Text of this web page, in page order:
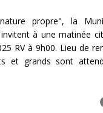
propre", la
à une matinée
RV à 9h00. Lieu de
grands sont